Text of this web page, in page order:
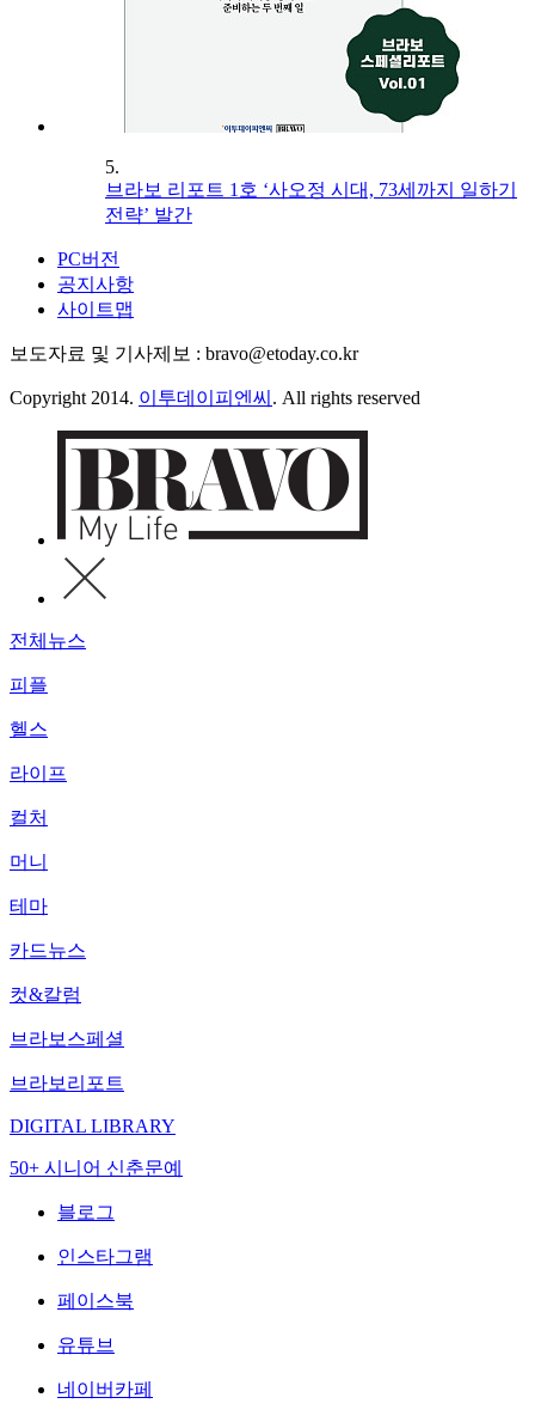
5.
브라보 리포트 1호 ‘사오정 시대, 73세까지 일하기
전략’ 발간
PC버전
공지사항
사이트맵
보도자료 및 기사제보 : bravo@etoday.co.kr
Copyright 2014. 이투데이피엔씨 . All rights reserved
전체뉴스
피플
헬스
라이프
컬처
머니
테마
카드뉴스
컷&칼럼
브라보스페셜
브라보리포트
DIGITAL LIBRARY
50+ 시니어 신춘문예
블로그
인스타그램
페이스북
유튜브
네이버카페